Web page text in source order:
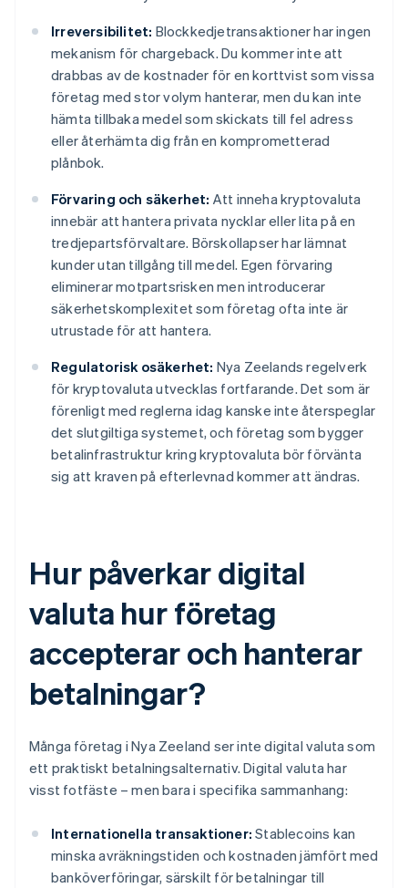
Irreversibilitet: Blockkedjetransaktioner har ingen
mekanism för chargeback. Du kommer inte att
drabbas av de kostnader för en korttvist som vissa
företag med stor volym hanterar, men du kan inte
hämta tillbaka medel som skickats till fel adress
eller återhämta dig från en komprometterad
plånbok.
Förvaring och säkerhet: Att inneha kryptovaluta
innebär att hantera privata nycklar eller lita på en
tredjepartsförvaltare. Börskollapser har lämnat
kunder utan tillgång till medel. Egen förvaring
eliminerar motpartsrisken men introducerar
säkerhetskomplexitet som företag ofta inte är
utrustade för att hantera.
Regulatorisk osäkerhet: Nya Zeelands regelverk
för kryptovaluta utvecklas fortfarande. Det som är
förenligt med reglerna idag kanske inte återspeglar
det slutgiltiga systemet, och företag som bygger
betalinfrastruktur kring kryptovaluta bör förvänta
sig att kraven på efterlevnad kommer att ändras.
Hur påverkar digital
valuta hur företag
accepterar och hanterar
betalningar?
Många företag i Nya Zeeland ser inte digital valuta som
ett praktiskt betalningsalternativ. Digital valuta har
visst fotfäste – men bara i specifika sammanhang:
Internationella transaktioner: Stablecoins kan
minska avräkningstiden och kostnaden jämfört med
banköverföringar, särskilt för betalningar till